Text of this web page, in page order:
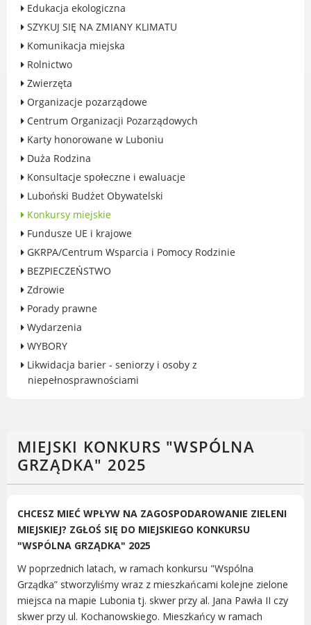
GKRPA/Centrum Wsparcia i Pomocy
Rodzinie
BEZPIECZEŃSTWO
Zdrowie
Porady prawne
Wydarzenia
WYBORY
Likwidacja barier - seniorzy i osoby z
niepełnosprawnościami
MIASTO LUBOŃ
Władze Miasta
Przemysłowej
Śladami historii Lubonia
Kultura
Komenda Straży Miejskiej Miasta
LOSiR
Serwisy mapowe
Informator Miasta Luboń
Plaża Miejska przy ul. Rzecznej w
Luboniu
RADA MIASTA LUBOŃ
MIEJSKI KONKURS "WSPÓLNA
GRZĄDKA" 2025
CHCESZ MIEĆ WPŁYW NA ZAGOSPODAROWANIE ZIELENI
MIEJSKIEJ? ZGŁOŚ SIĘ DO MIEJSKIEGO KONKURSU
"WSPÓLNA GRZĄDKA" 2025
W poprzednich latach, w ramach konkursu "Wspólna
Grządka” stworzyliśmy wraz z mieszkańcami kolejne zielone
miejsca na mapie Lubonia tj. skwer przy al. Jana Pawła II czy
skwer przy ul. Kochanowskiego. Mieszkańcy w ramach
Edukacja ekologiczna
SZYKUJ SIĘ NA ZMIANY KLIMATU
Komunikacja miejska
Rolnictwo
Zwierzęta
Organizacje pozarządowe
Centrum Organizacji Pozarządowych
Karty honorowane w Luboniu
Duża Rodzina
Konsultacje społeczne i ewaluacje
Luboński Budżet Obywatelski
Konkursy miejskie
Fundusze UE i krajowe
GKRPA/Centrum Wsparcia i Pomocy Rodzinie
BEZPIECZEŃSTWO
Zdrowie
Porady prawne
Wydarzenia
WYBORY
Likwidacja barier - seniorzy i osoby z
niepełnosprawnościami